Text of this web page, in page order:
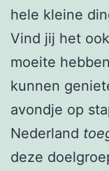
hele kleine
Vind jij het
moeite
kunnen
avondje op
Nederland
deze